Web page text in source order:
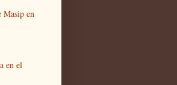
Masip en
en el